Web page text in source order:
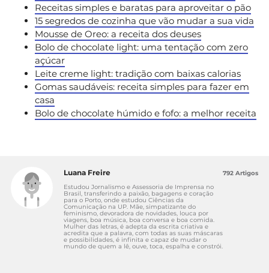
Receitas simples e baratas para aproveitar o pão
15 segredos de cozinha que vão mudar a sua vida
Mousse de Oreo: a receita dos deuses
Bolo de chocolate light: uma tentação com zero
açúcar
Leite creme light: tradição com baixas calorias
Gomas saudáveis: receita simples para fazer em
casa
Bolo de chocolate húmido e fofo: a melhor receita
Luana Freire
Estudou Jornalismo e Assessoria de Imprensa no
Brasil, transferindo a paixão, bagagens e coração
para o Porto, onde estudou Ciências da
Comunicação na UP. Mãe, simpatizante do
feminismo, devoradora de novidades, louca por
viagens, boa música, boa conversa e boa comida.
Mulher das letras, é adepta da escrita criativa e
acredita que a palavra, com todas as suas máscaras
e possibilidades, é infinita e capaz de mudar o
mundo de quem a lê, ouve, toca, espalha e constrói.
792 Artigos